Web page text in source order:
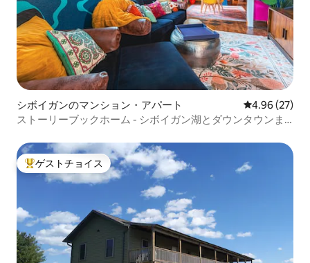
シボイガンのマンション・アパート レビュー27
4.96 (27)
ストーリーブックホーム - シボイガン湖とダウンタウンま
大好評のゲストチョイスです。
ゲストチョイス